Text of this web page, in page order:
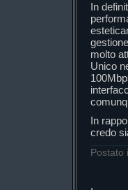
In
molto
Unico
In
credo
Postato